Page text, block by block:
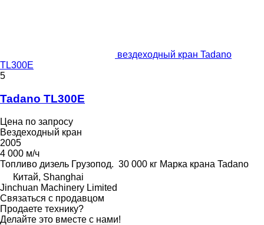
вездеходный кран Tadano
TL300E
5
Tadano TL300E
Цена по запросу
Вездеходный кран
2005
4 000 м/ч
Топливо дизель Грузопод. 30 000 кг Марка крана Tadano
Китай, Shanghai
Jinchuan Machinery Limited
Связаться с продавцом
Продаете технику?
Делайте это вместе с нами!